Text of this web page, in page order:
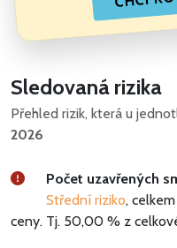
Sledovaná rizika
Přehled rizik, která u
2026
Počet uzavřených
Střední riziko, celkem
ceny. Tj. 50,00 % z